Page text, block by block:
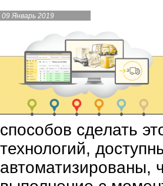
09 Январь 2019
способов сделать
технологий,
автоматизированы,